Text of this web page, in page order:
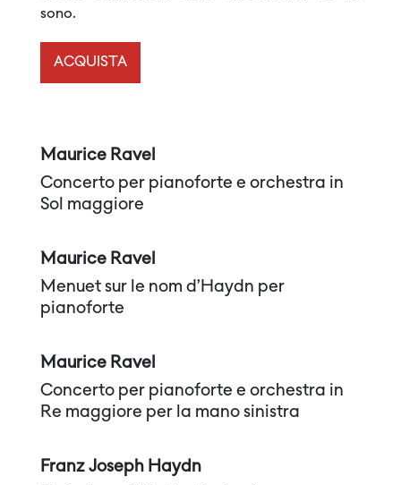
sono.
ACQUISTA
Maurice Ravel
Concerto per pianoforte e orchestra in
Sol maggiore
Maurice Ravel
Menuet sur le nom d’Haydn per
pianoforte
Maurice Ravel
Concerto per pianoforte e orchestra in
Re maggiore per la mano sinistra
Franz Joseph Haydn